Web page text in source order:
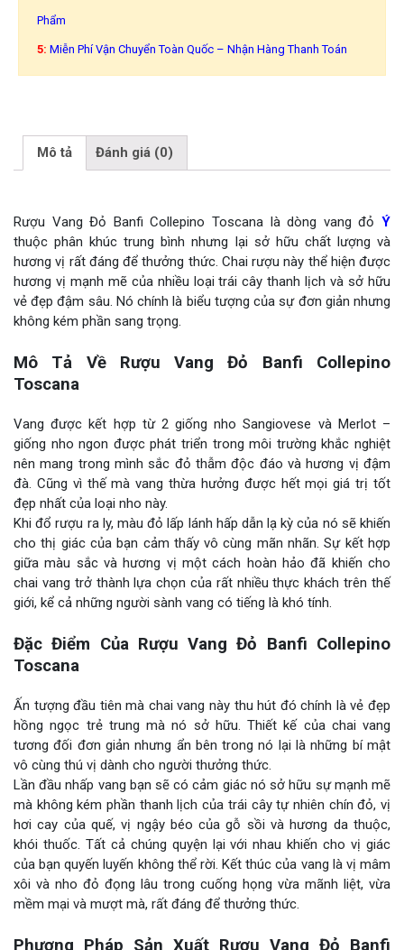
Phẩm
5: Miễn Phí Vận Chuyển Toàn Quốc – Nhận Hàng Thanh Toán
Mô tả Đánh giá (0)
Rượu Vang Đỏ Banfi Collepino Toscana là dòng vang đỏ Ý
thuộc phân khúc trung bình nhưng lại sở hữu chất lượng và
hương vị rất đáng để thưởng thức. Chai rượu này thể hiện được
hương vị mạnh mẽ của nhiều loại trái cây thanh lịch và sở hữu
vẻ đẹp đậm sâu. Nó chính là biểu tượng của sự đơn giản nhưng
không kém phần sang trọng.
Mô Tả Về Rượu Vang Đỏ Banfi Collepino
Toscana
Vang được kết hợp từ 2 giống nho Sangiovese và Merlot –
giống nho ngon được phát triển trong môi trường khắc nghiệt
nên mang trong mình sắc đỏ thẫm độc đáo và hương vị đậm
đà. Cũng vì thế mà vang thừa hưởng được hết mọi giá trị tốt
đẹp nhất của loại nho này.
Khi đổ rượu ra ly, màu đỏ lấp lánh hấp dẫn lạ kỳ của nó sẽ khiến
cho thị giác của bạn cảm thấy vô cùng mãn nhãn. Sự kết hợp
giữa màu sắc và hương vị một cách hoàn hảo đã khiến cho
chai vang trở thành lựa chọn của rất nhiều thực khách trên thế
giới, kể cả những người sành vang có tiếng là khó tính.
Đặc Điểm Của Rượu Vang Đỏ Banfi Collepino
Toscana
Ấn tượng đầu tiên mà chai vang này thu hút đó chính là vẻ đẹp
hồng ngọc trẻ trung mà nó sở hữu. Thiết kế của chai vang
tương đối đơn giản nhưng ẩn bên trong nó lại là những bí mật
vô cùng thú vị dành cho người thưởng thức.
Lần đầu nhấp vang bạn sẽ có cảm giác nó sở hữu sự mạnh mẽ
mà không kém phần thanh lịch của trái cây tự nhiên chín đỏ, vị
hơi cay của quế, vị ngậy béo của gỗ sồi và hương da thuộc,
khói thuốc. Tất cả chúng quyện lại với nhau khiến cho vị giác
của bạn quyến luyến không thể rời. Kết thúc của vang là vị mâm
xôi và nho đỏ đọng lâu trong cuống họng vừa mãnh liệt, vừa
mềm mại và mượt mà, rất đáng để thưởng thức.
Phương Pháp Sản Xuất Rượu Vang Đỏ Banfi